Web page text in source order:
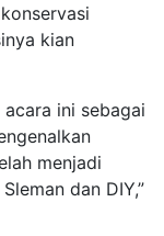
kian
ini sebagai
menjadi
dan DIY,”